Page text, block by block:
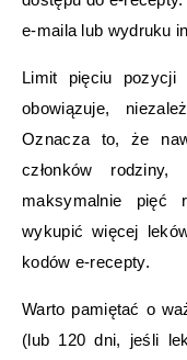
e-maila lub wydruku
Limit pięciu pozycji
obowiązuje,
Oznacza to, że
członków
maksymalnie pięć
wykupić więcej
kodów e-recepty.
Warto pamiętać o
(lub 120 dni, jeśli